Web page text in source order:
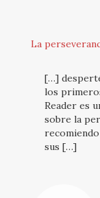
La
[…]
los
Reader es
sobre la
recomiendo
sus […]